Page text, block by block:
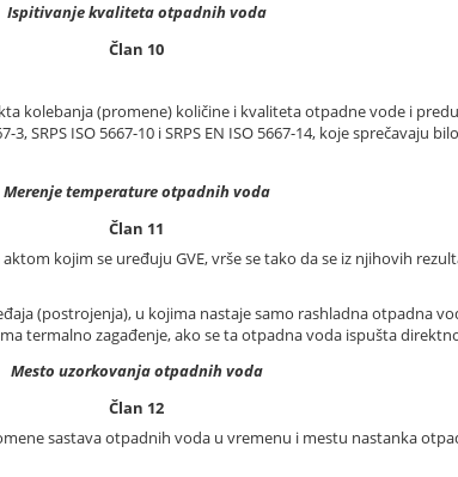
Ispitivanje kvaliteta otpadnih voda
Član 10
kolebanja (promene) količine i kvaliteta otpadne vode i
3, SRPS ISO 5667-10 i SRPS EN ISO 5667-14, koje
Merenje temperature otpadnih voda
Član 11
kojim se uređuju GVE, vrše se tako da se iz njihovih
(postrojenja), u kojima nastaje samo rashladna otpadna
termalno zagađenje, ako se ta otpadna voda ispušta
Mesto uzorkovanja otpadnih voda
Član 12
sastava otpadnih voda u vremenu i mestu nastanka